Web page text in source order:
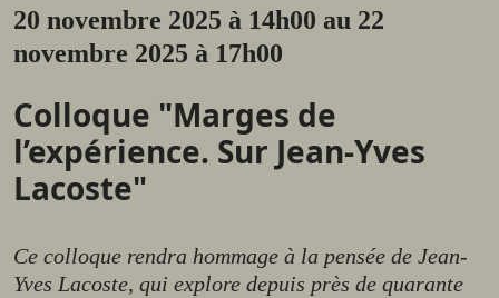
20 novembre 2025 à 14h00 au 22
novembre 2025 à 17h00
Colloque "Marges de
l’expérience. Sur Jean-Yves
Lacoste"
Ce colloque rendra hommage à la pensée de Jean-
Yves Lacoste, qui explore depuis près de quarante